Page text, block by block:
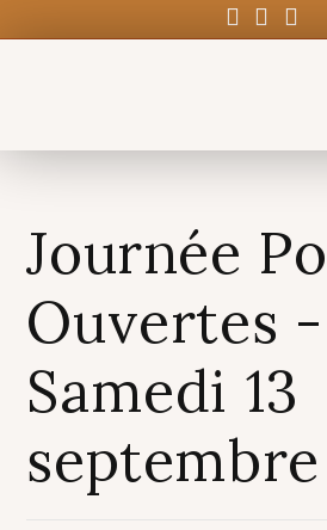
Journée
Ouvertes -
Samedi 13
septembre